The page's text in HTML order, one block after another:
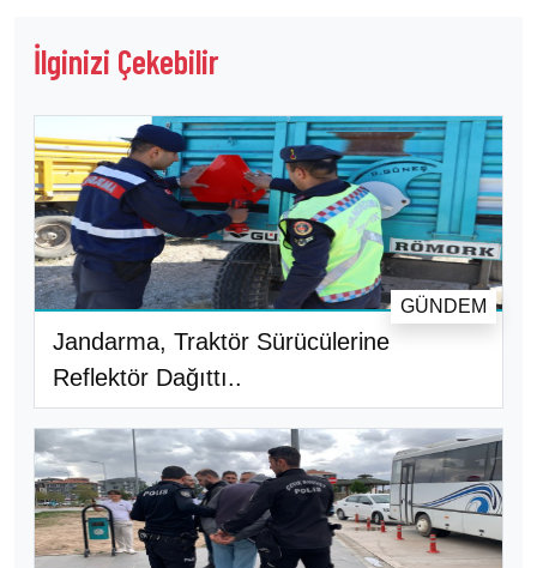
İlginizi Çekebilir
Jandarma, Traktör Sürücülerine
Reflektör Dağıttı..
GÜNDEM